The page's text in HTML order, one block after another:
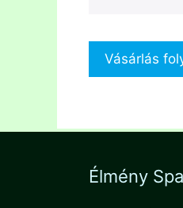
Vásárlás
Élmény